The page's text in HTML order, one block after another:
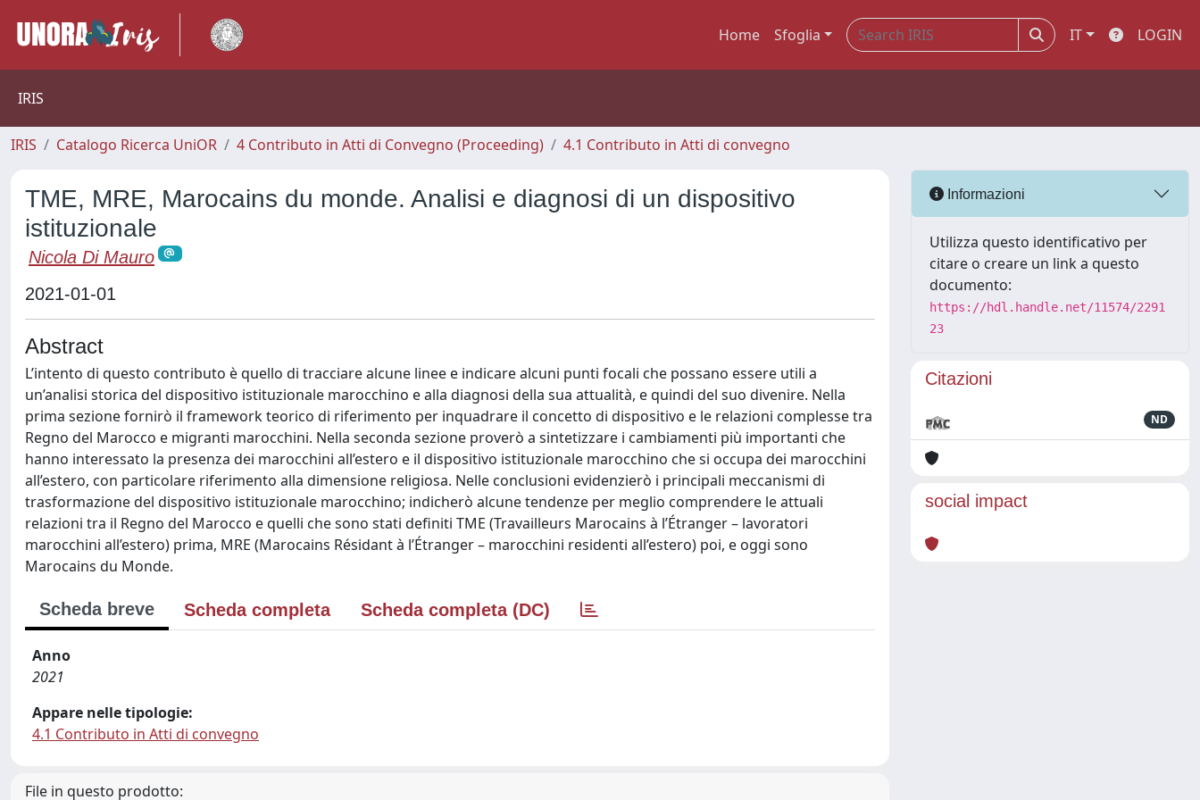
Home Sfoglia IT LOGIN
IRIS
IRIS Catalogo Ricerca UniOR 4 Contributo in Atti di Convegno (Proceeding) 4.1 Contributo in Atti di convegno
TME, MRE, Marocains du monde. Analisi e diagnosi di un dispositivo
istituzionale
Nicola Di Mauro
2021-01-01
Abstract
L’intento di questo contributo è quello di tracciare alcune linee e indicare alcuni punti focali che possano essere utili a
un’analisi storica del dispositivo istituzionale marocchino e alla diagnosi della sua attualità, e quindi del suo divenire. Nella
prima sezione fornirò il framework teorico di riferimento per inquadrare il concetto di dispositivo e le relazioni complesse tra
Regno del Marocco e migranti marocchini. Nella seconda sezione proverò a sintetizzare i cambiamenti più importanti che
hanno interessato la presenza dei marocchini all’estero e il dispositivo istituzionale marocchino che si occupa dei marocchini
all’estero, con particolare riferimento alla dimensione religiosa. Nelle conclusioni evidenzierò i principali meccanismi di
trasformazione del dispositivo istituzionale marocchino; indicherò alcune tendenze per meglio comprendere le attuali
relazioni tra il Regno del Marocco e quelli che sono stati definiti TME (Travailleurs Marocains à l’Étranger – lavoratori
marocchini all’estero) prima, MRE (Marocains Résidant à l’Étranger – marocchini residenti all’estero) poi, e oggi sono
Marocains du Monde.
Scheda breve Scheda completa Scheda completa (DC)
Anno
2021
Appare nelle tipologie:
4.1 Contributo in Atti di convegno
File in questo prodotto:
Informazioni
Utilizza questo identificativo per
citare o creare un link a questo
documento:
https://hdl.handle.net/11574/2291
23
Citazioni
ND
social impact